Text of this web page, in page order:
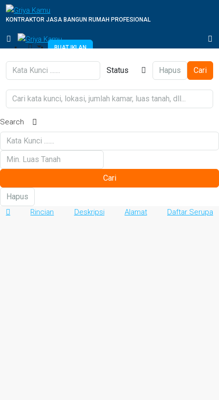
KONTRAKTOR JASA BANGUN RUMAH PROFESIONAL
BUAT IKLAN
Status Hapus Cari
Search
Cari
Hapus
Rincian Deskripsi Alamat Daftar Serupa